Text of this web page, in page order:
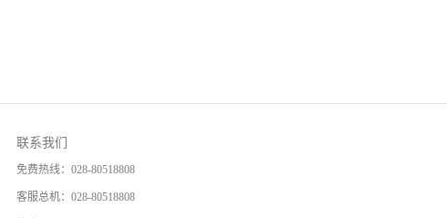
联系我们
免费热线： 028-80518808
客服总机： 028-80518808